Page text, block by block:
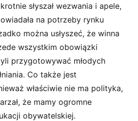
słyszał wezwania i apele,
na potrzeby rynku
można usłyszeć, że winna
wszystkim obowiązki
przygotowywać młodych
Co także jest
właściwie nie ma polityka,
że mamy ogromne
obywatelskiej.